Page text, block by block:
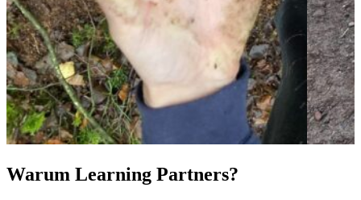
Warum Learning Partners?